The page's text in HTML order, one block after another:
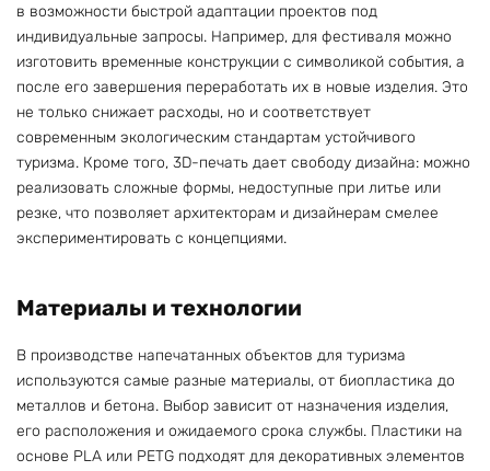
в возможности быстрой адаптации проектов под
индивидуальные запросы. Например, для фестиваля можно
изготовить временные конструкции с символикой события, а
после его завершения переработать их в новые изделия. Это
не только снижает расходы, но и соответствует
современным экологическим стандартам устойчивого
туризма. Кроме того, 3D-печать дает свободу дизайна: можно
реализовать сложные формы, недоступные при литье или
резке, что позволяет архитекторам и дизайнерам смелее
экспериментировать с концепциями.
Материалы и технологии
В производстве напечатанных объектов для туризма
используются самые разные материалы, от биопластика до
металлов и бетона. Выбор зависит от назначения изделия,
его расположения и ожидаемого срока службы. Пластики на
основе PLA или PETG подходят для декоративных элементов